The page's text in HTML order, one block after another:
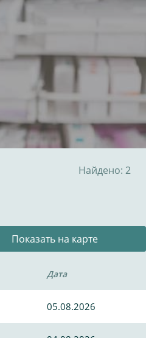
Найдено: 2
Показать на карте
Дата
05.08.2026